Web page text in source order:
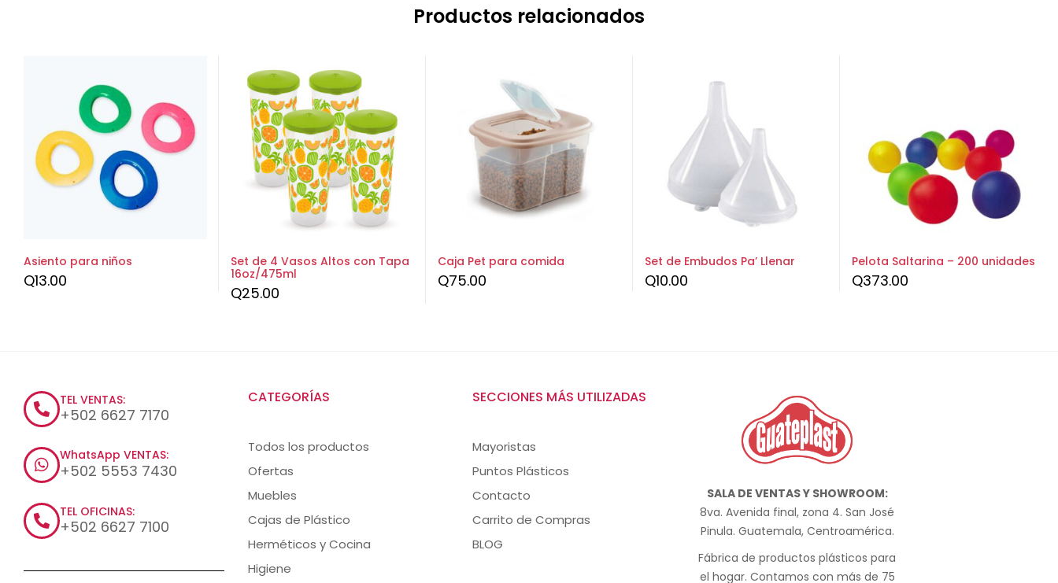
Productos relacionados
Asiento para niños
Q13.00
Set de 4 Vasos Altos con Tapa
16oz/475ml
Q25.00
Caja Pet para comida
Q75.00
Set de Embudos Pa’ Llenar
Q10.00
Pelota Saltarina – 200 unidades
Q373.00
TEL VENTAS:
+502 6627 7170
WhatsApp VENTAS:
+502 5553 7430
TEL OFICINAS:
+502 6627 7100
CATEGORÍAS
Todos los productos
Ofertas
Muebles
Cajas de Plástico
Herméticos y Cocina
Higiene
SECCIONES MÁS UTILIZADAS
Mayoristas
Puntos Plásticos
Contacto
Carrito de Compras
BLOG
SALA DE VENTAS Y SHOWROOM:
8va. Avenida final, zona 4. San José
Pinula. Guatemala, Centroamérica.
Fábrica de productos plásticos para
el hogar. Contamos con más de 75